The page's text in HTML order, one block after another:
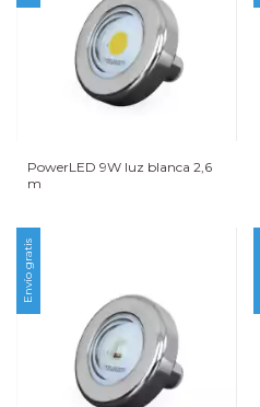
PowerLED 9W luz blanca 2,6
m
Envío gratis